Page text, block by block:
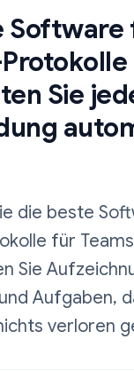
Software
Sie
die beste
für
Sie
Aufgaben,
verloren